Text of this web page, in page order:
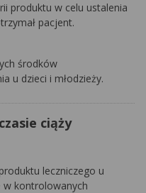
produktu w celu ustalenia
pacjent.
środków
u dzieci i młodzieży.
ciąży
leczniczego u
w kontrolowanych